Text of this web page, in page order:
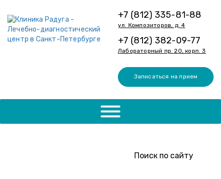
+7 (812) 335-81-88
ул. Композиторов, д. 4
+7 (812) 382-09-77
Лабораторный пр. 20, корп. 3
Записаться на прием